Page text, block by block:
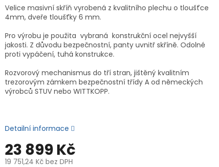
23 899 Kč
19 751,24 Kč bez DPH
Velice masivní skříň vyrobená z kvalitního plechu o tloušťce
4mm, dveře tloušťky 6 mm.
Pro výrobu je použita vybraná konstrukční ocel nejvyšší
jakosti. Z důvodu bezpečnostní, panty uvnitř skříně. Odolné
proti vypáčení, tuhá konstrukce.
Rozvorový mechanismus do tří stran, jištěný kvalitním
trezorovým zámkem bezpečnostní třídy A od německých
výrobců STUV nebo WITTKOPP.
Detailní informace